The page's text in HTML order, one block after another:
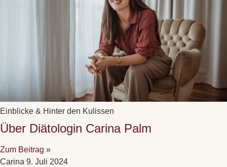
Einblicke & Hinter den Kulissen
Über Diätologin Carina Palm
Zum Beitrag »
Carina 9. Juli 2024